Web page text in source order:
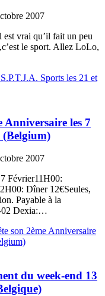
2007
vrai qu’il fait un peu
le sport. Allez LoLo,
Sports les 21 et
Anniversaire les 7
2007
Février11H00:
Dîner 12€Seules,
Payable à la
02 Dexia:…
son 2ème Anniversaire
du week-end 13